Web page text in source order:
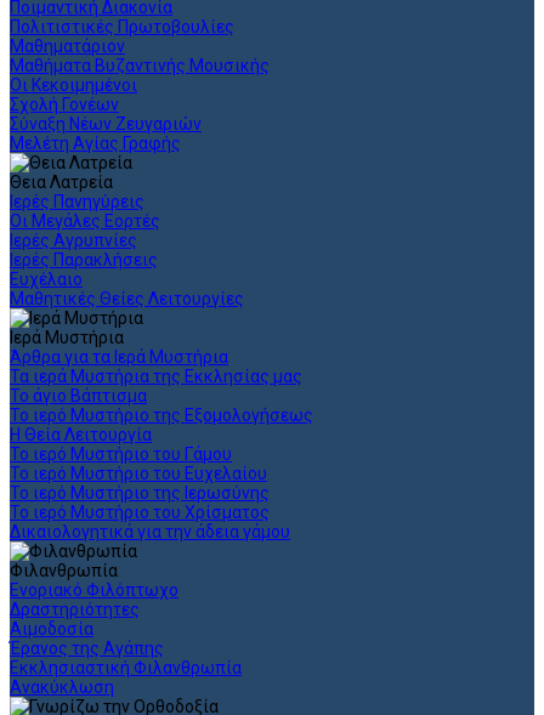
Ποιμαντική Διακονία
Πολιτιστικές Πρωτοβουλίες
Μαθηματάριον
Μαθήματα Βυζαντινής Μουσικής
Οι Κεκοιμημένοι
Σχολή Γονέων
Σύναξη Νέων Ζευγαριών
Μελέτη Αγίας Γραφής
Θεια Λατρεία
Ιερές Πανηγύρεις
Οι Μεγάλες Εορτές
Ιερές Αγρυπνίες
Ιερές Παρακλήσεις
Ευχέλαιο
Μαθητικές Θείες Λειτουργίες
Ιερά Μυστήρια
Άρθρα για τα Ιερά Μυστήρια
Τα ιερά Μυστήρια της Εκκλησίας μας
Το άγιο Βάπτισμα
Το ιερό Μυστήριο της Εξομολογήσεως
Η Θεία Λειτουργία
Το ιερό Μυστήριο του Γάμου
Το ιερό Μυστήριο του Ευχελαίου
Το ιερό Μυστήριο της Ιερωσύνης
Το ιερό Μυστήριο του Χρίσματος
Δικαιολογητικά για την άδεια γάμου
Φιλανθρωπία
Ενοριακό Φιλόπτωχο
Δραστηριότητες
Αιμοδοσία
Έρανος της Αγάπης
Εκκλησιαστική Φιλανθρωπία
Ανακύκλωση